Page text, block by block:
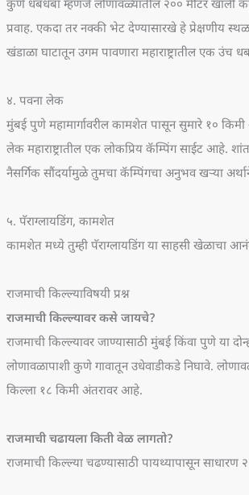
कुणे धबधबा म्हणजे लोणावळ्यातील २०० मीटर खाली
प्रवाह. एकदा तर नक्की भेट देण्यासारखे हे प्रेक्षणीय
खंडाळा घाटातून उगम पावणारा महाराष्ट्रातील एक उंच
४. पवना लेक
मुंबई पुणे महामार्गावरील कामशेत पासून सुमारे १०
लेक महाराष्ट्रातील एक लोकप्रिय कॅम्पिंग साईट आहे.
नैसर्गिक सौंदर्यामुळे तुमचा कॅम्पिंगचा अनुभव खऱ्या
५. पॅराग्लायडिंग, कामशेत
कामशेत मध्ये तुम्ही पॅराग्लायडिंग या साहसी खेळाचा
राजमाची किल्ल्याविषयी प्रश्न
राजमाची किल्ल्यावर कसे जायचे?
राजमाची किल्ल्यावर जाण्यासाठी मुंबई किंवा पुणे या
लोणावळापाशी कुणे गावातून उधेवाडीकडे निघावे.
किल्ला १८ किमी अंतरावर आहे.
राजमाची चढायला किती वेळ लागतो?
राजमाची किल्ल्या चढण्यासाठी पायथ्यापासून साधारण